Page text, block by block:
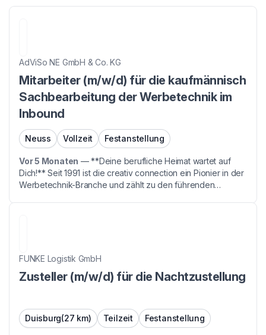
AdViSo NE GmbH & Co. KG
Mitarbeiter (m/w/d) für die kaufmännisch
Sachbearbeitung der Werbetechnik im
Inbound
Neuss Vollzeit Festanstellung
Vor 5 Monaten —**Deine berufliche Heimat wartet auf
Dich!** Seit 1991 ist die creativ connection ein Pionier in der
Werbetechnik-Branche und zählt zu den führenden
FUNKE Logistik GmbH
Zusteller (m/w/d) für die Nachtzustellung
Duisburg(27 km) Teilzeit Festanstellung